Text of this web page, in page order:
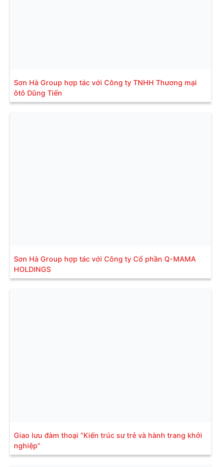
Sơn Hà Group hợp tác với Công ty TNHH Thương mại
ôtô Dũng Tiến
Sơn Hà Group hợp tác với Công ty Cổ phần Q-MAMA
HOLDINGS
Giao lưu đàm thoại “Kiến trúc sư trẻ và hành trang khởi
nghiệp”